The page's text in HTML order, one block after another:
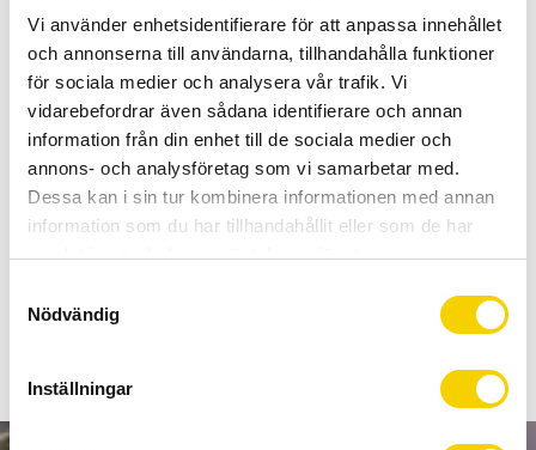
Vi använder enhetsidentifierare för att anpassa innehållet
och annonserna till användarna, tillhandahålla funktioner
för sociala medier och analysera vår trafik. Vi
vidarebefordrar även sådana identifierare och annan
information från din enhet till de sociala medier och
annons- och analysföretag som vi samarbetar med.
Dessa kan i sin tur kombinera informationen med annan
information som du har tillhandahållit eller som de har
samlat in när du har använt deras tjänster.
c
Nödvändig
Inställningar
BUY
Certifierad cykelservice & Shimano Service Center
Stock status
6 pc. in stock